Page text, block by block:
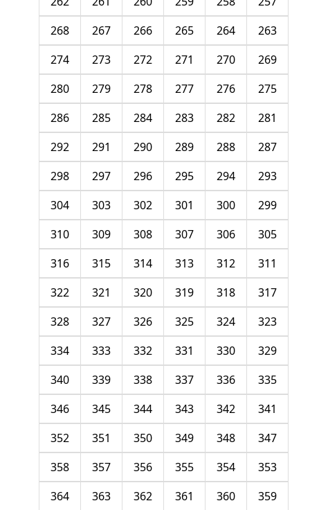
263
264
265
266
267
268
269
270
271
272
273
274
275
276
277
278
279
280
281
282
283
284
285
286
287
288
289
290
291
292
293
294
295
296
297
298
299
300
301
302
303
304
305
306
307
308
309
310
311
312
313
314
315
316
317
318
319
320
321
322
323
324
325
326
327
328
329
330
331
332
333
334
335
336
337
338
339
340
341
342
343
344
345
346
347
348
349
350
351
352
353
354
355
356
357
358
359
360
361
362
363
364